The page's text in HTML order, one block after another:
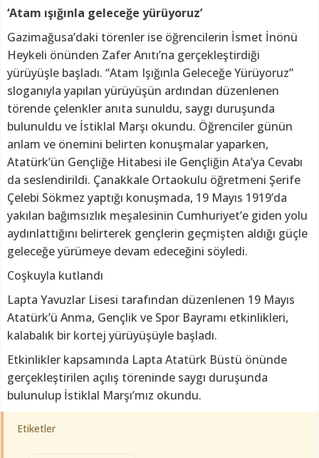
‘Atam ışığınla geleceğe yürüyoruz’
Gazimağusa’daki törenler ise öğrencilerin İsmet İnönü
Heykeli önünden Zafer Anıtı’na gerçekleştirdiği
yürüyüşle başladı. “Atam Işığınla Geleceğe Yürüyoruz”
sloganıyla yapılan yürüyüşün ardından düzenlenen
törende çelenkler anıta sunuldu, saygı duruşunda
bulunuldu ve İstiklal Marşı okundu. Öğrenciler günün
anlam ve önemini belirten konuşmalar yaparken,
Atatürk’ün Gençliğe Hitabesi ile Gençliğin Ata’ya Cevabı
da seslendirildi. Çanakkale Ortaokulu öğretmeni Şerife
Çelebi Sökmez yaptığı konuşmada, 19 Mayıs 1919’da
yakılan bağımsızlık meşalesinin Cumhuriyet’e giden yolu
aydınlattığını belirterek gençlerin geçmişten aldığı güçle
geleceğe yürümeye devam edeceğini söyledi.
Coşkuyla kutlandı
Lapta Yavuzlar Lisesi tarafından düzenlenen 19 Mayıs
Atatürk’ü Anma, Gençlik ve Spor Bayramı etkinlikleri,
kalabalık bir kortej yürüyüşüyle başladı.
Etkinlikler kapsamında Lapta Atatürk Büstü önünde
gerçekleştirilen açılış töreninde saygı duruşunda
bulunulup İstiklal Marşı’mız okundu.
Etiketler